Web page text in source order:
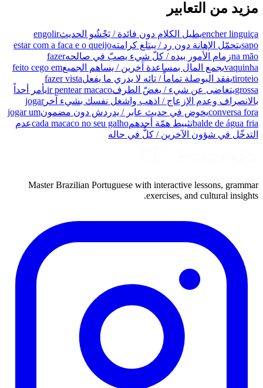
مزيد من التعابير
encher linguiçaيطيل الكلام دون فائدة / يَحْشُو الحديثengolir
sapoيتحمّل الإهانة دون رد / يبتلع كرامتهestar com a faca e o queijo
na mãoزمام الأمور بيده / كلّ شيء يصبّ في صالحهfazer
vaquinhaيجمع المال بمساعدة آخرين / يساهم الجميعfeito cego em
tiroteioيفقد البوصلة تماماً / تائه لا يدري ما يفعلfazer vista
grossaيتغاضى عن شيء / يغضّ الطرفir pentear macacoيأمر أحداً
بالانصراف وعدم الإزعاج / اذهب واشغل نفسك بشيء آخرjogar
conversa foraيخوض في حديث عابر / يدردش دون مضمونjogar um
balde de água friaتثبيط همّة أحدهمcada macaco no seu galhoعدم
التدخّل في شؤون الآخرين / كلٌّ في حاله
Master Brazilian Portuguese with interactive lessons, grammar
exercises, and cultural insights.